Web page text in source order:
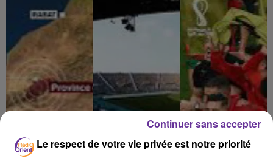
Le respect de votre vie privée est notre priorité
Continuer sans accepter